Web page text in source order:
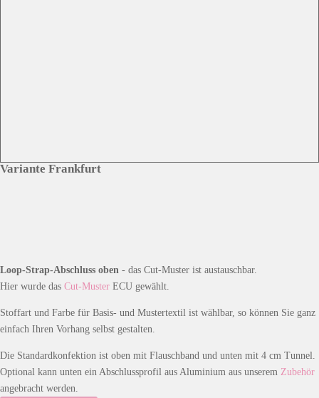
Variante Frankfurt
Loop-Strap-Abschluss oben - das Cut-Muster ist austauschbar.
Hier wurde das Cut-Muster ECU gewählt.
Stoffart und Farbe für Basis- und Mustertextil ist wählbar, so können Sie ganz
einfach Ihren Vorhang selbst gestalten.
Die Standardkonfektion ist oben mit Flauschband und unten mit 4 cm Tunnel.
Optional kann unten ein Abschlussprofil aus Aluminium aus unserem Zubehör
angebracht werden.